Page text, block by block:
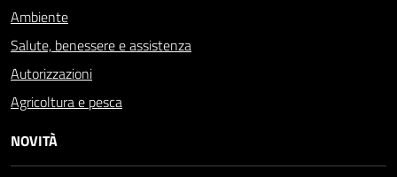
Ambiente
Salute, benessere e assistenza
Autorizzazioni
Agricoltura e pesca
NOVITÀ